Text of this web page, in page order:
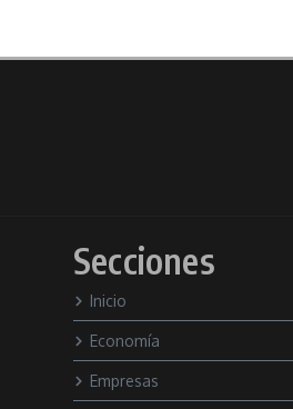
Secciones
Inicio
Economía
Empresas